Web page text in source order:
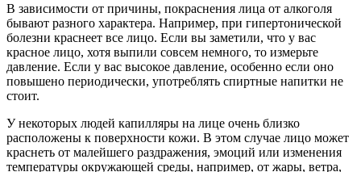
В зависимости от причины, покраснения лица от алкоголя
бывают разного характера. Например, при гипертонической
болезни краснеет все лицо. Если вы заметили, что у вас
красное лицо, хотя выпили совсем немного, то измерьте
давление. Если у вас высокое давление, особенно если оно
повышено периодически, употреблять спиртные напитки не
стоит.
У некоторых людей капилляры на лице очень близко
расположены к поверхности кожи. В этом случае лицо может
краснеть от малейшего раздражения, эмоций или изменения
температуры окружающей среды, например, от жары, ветра,